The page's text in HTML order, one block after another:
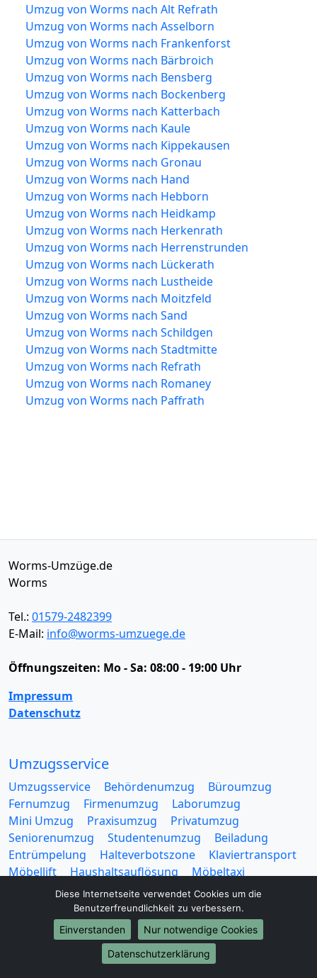
Umzug von Worms nach Alt Refrath
Umzug von Worms nach Asselborn
Umzug von Worms nach Frankenforst
Umzug von Worms nach Bärbroich
Umzug von Worms nach Bensberg
Umzug von Worms nach Bockenberg
Umzug von Worms nach Katterbach
Umzug von Worms nach Kaule
Umzug von Worms nach Kippekausen
Umzug von Worms nach Gronau
Umzug von Worms nach Hand
Umzug von Worms nach Hebborn
Umzug von Worms nach Heidkamp
Umzug von Worms nach Herkenrath
Umzug von Worms nach Herrenstrunden
Umzug von Worms nach Lückerath
Umzug von Worms nach Lustheide
Umzug von Worms nach Moitzfeld
Umzug von Worms nach Sand
Umzug von Worms nach Schildgen
Umzug von Worms nach Stadtmitte
Umzug von Worms nach Refrath
Umzug von Worms nach Romaney
Umzug von Worms nach Paffrath
Worms-Umzüge.de
Worms
Tel.: 01579-2482399
E-Mail: info@worms-umzuege.de
Öffnungszeiten: Mo - Sa: 08:00 - 19:00 Uhr
Impressum
Datenschutz
Umzugsservice
Umzugsservice Behördenumzug
Büroumzug
Fernumzug
Firmenumzug
Laborumzug
Mini Umzug
Praxisumzug
Privatumzug
Seniorenumzug
Studentenumzug
Beiladung
Entrümpelung
Halteverbotszone
Klaviertransport
Möbellift
Haushaltsauflösung
Möbeltaxi
Möbelmitfahrzentrale
Umzugskartons
Diese Internetseite verwendet Cookies um die
Benutzerfreundlichkeit zu verbessern.
Einverstanden
Nur notwendige Cookies
Datenschutzerklärung